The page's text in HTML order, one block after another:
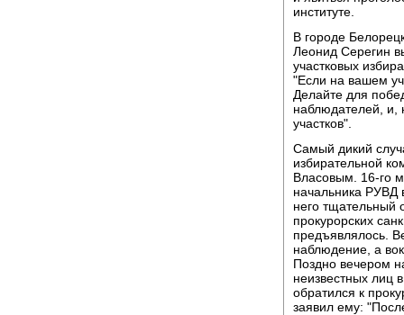
институте.
В городе
Леонид Серегин
участковых
"Если на вашем
Делайте для
наблюдателей, и,
участков".
Самый дикий
избирательной
Власовым. 16-го
начальника РУВД
него тщательный
прокурорских
предъявлялось.
наблюдение, а
Поздно вечером
неизвестных лиц
обратился к
заявил ему: